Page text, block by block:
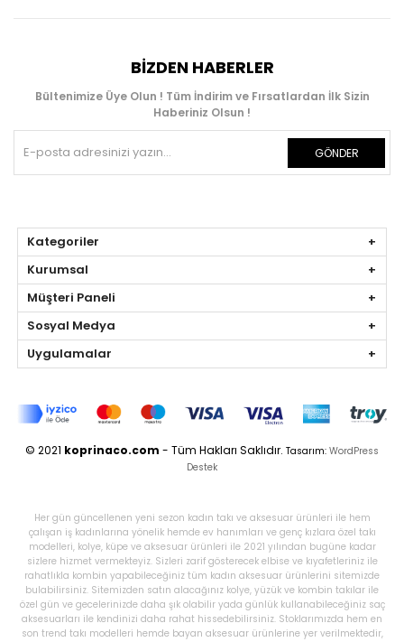
BIZDEN HABERLER
Bültenimize Üye Olun ! Tüm İndirim ve Fırsatlardan İlk Sizin
Haberiniz Olsun !
GÖNDER
Kategoriler
Kurumsal
Müşteri Paneli
Sosyal Medya
Uygulamalar
© 2021 koprinaco.com - Tüm Hakları Saklıdır. Tasarım: WordPress
Destek
Her gün güncellenen yeni sezon kadın takı ve aksesuar ürünleri ile hem
çalışan iş kadınlarına yönelik hemde ev hanımları ve genç kızlara özel takı
modelleri, kolye, küpe ve aksesuar ürünleri ile 2021 yılından bugüne kadar
sizlere hizmet vermekteyiz. Sizleri zarif gösterecek elbise ve kıyafetleriniz ile
rahatlıkla kombin yapabileceğiniz tüm kadın aksesuar ürünlerini sitemizde
bulabilirsiniz. Sitemizden satın alacağınız kolye, yüzük ve kombin takılar ile
özel gün ve gecelerinizde daha şık olabilir yada günlük kullanabileceğiniz saç
aksesuarları ile kendinizi daha rahat hissedebilirsiniz. Stoklarımızda hem en
son trend takı modelleri hemde bayan aksesuar ürünlerine yer verilmektedir,